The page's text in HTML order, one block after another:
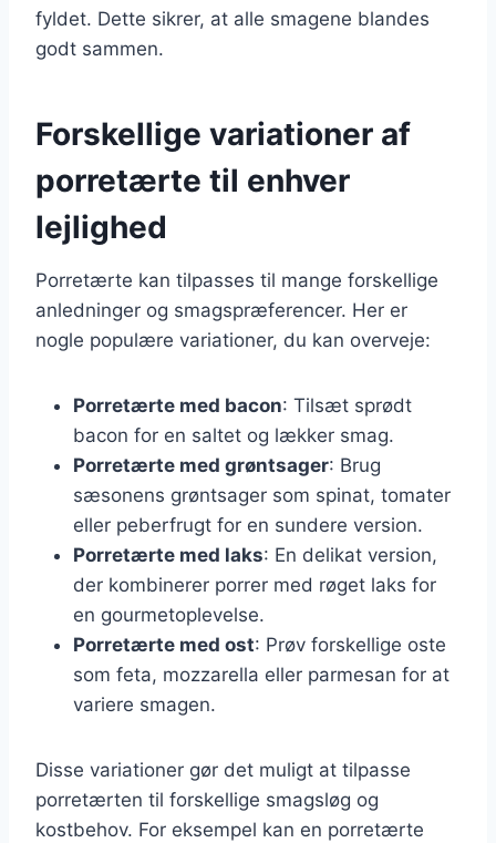
fyldet. Dette sikrer, at alle smagene blandes
godt sammen.
Forskellige variationer af
porretærte til enhver
lejlighed
Porretærte kan tilpasses til mange forskellige
anledninger og smagspræferencer. Her er
nogle populære variationer, du kan overveje:
Porretærte med bacon: Tilsæt sprødt
bacon for en saltet og lækker smag.
Porretærte med grøntsager: Brug
sæsonens grøntsager som spinat, tomater
eller peberfrugt for en sundere version.
Porretærte med laks: En delikat version,
der kombinerer porrer med røget laks for
en gourmetoplevelse.
Porretærte med ost: Prøv forskellige oste
som feta, mozzarella eller parmesan for at
variere smagen.
Disse variationer gør det muligt at tilpasse
porretærten til forskellige smagsløg og
kostbehov. For eksempel kan en porretærte